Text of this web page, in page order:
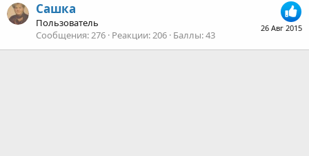
26 Авг 2015
Сашка
Пользователь
Сообщения 276 Реакции 206 Баллы 43